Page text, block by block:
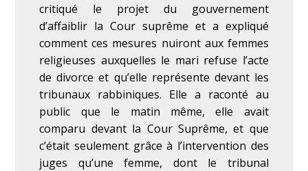
critiqué le projet du gouvernement
d’affaiblir la Cour suprême et a expliqué
comment ces mesures nuiront aux femmes
religieuses auxquelles le mari refuse l’acte
de divorce et qu’elle représente devant les
tribunaux rabbiniques. Elle a raconté au
public que le matin même, elle avait
comparu devant la Cour Suprême, et que
c’était seulement grâce à l’intervention des
juges qu’une femme, dont le tribunal